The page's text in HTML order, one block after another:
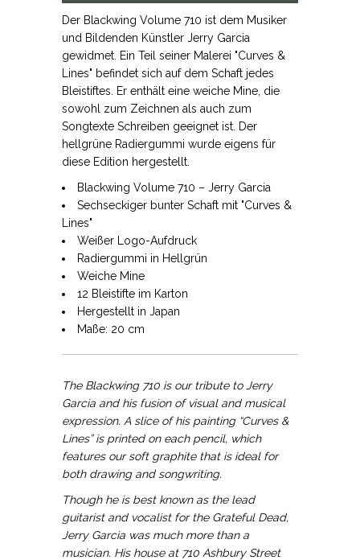
Der Blackwing Volume 710 ist dem Musiker
und Bildenden Künstler Jerry Garcia
gewidmet. Ein Teil seiner Malerei "Curves &
Lines" befindet sich auf dem Schaft jedes
Bleistiftes. Er enthält eine weiche Mine, die
sowohl zum Zeichnen als auch zum
Songtexte Schreiben geeignet ist. Der
hellgrüne Radiergummi wurde eigens für
diese Edition hergestellt.
Blackwing Volume 710 – Jerry Garcia
Sechseckiger bunter Schaft mit "Curves &
Lines"
Weißer Logo-Aufdruck
Radiergummi in Hellgrün
Weiche Mine
12 Bleistifte im Karton
Hergestellt in Japan
Maße: 20 cm
The Blackwing 710 is our tribute to Jerry
Garcia and his fusion of visual and musical
expression. A slice of his painting “Curves &
Lines” is printed on each pencil, which
features our soft graphite that is ideal for
both drawing and songwriting.
Though he is best known as the lead
guitarist and vocalist for the Grateful Dead,
Jerry Garcia was much more than a
musician. His house at 710 Ashbury Street